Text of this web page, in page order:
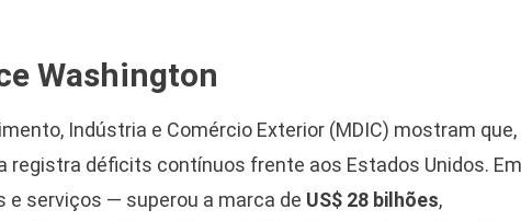
Washington
Indústria e Comércio Exterior (MDIC) mostram que,
registra déficits contínuos frente aos Estados Unidos. Em
e serviços — superou a marca de US$ 28 bilhões,